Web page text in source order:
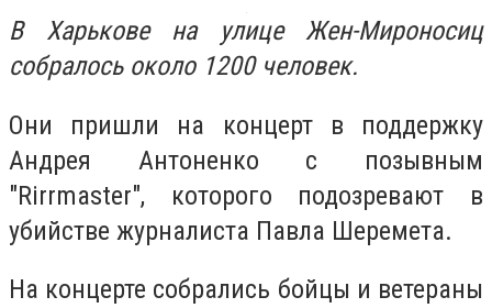
В Харькове на улице Жен-Мироносиц
собралось около 1200 человек.
Они пришли на концерт в поддержку
Андрея Антоненко с позывным
"Rirrmaster", которого подозревают в
убийстве журналиста Павла Шеремета.
На концерте собрались бойцы и ветераны